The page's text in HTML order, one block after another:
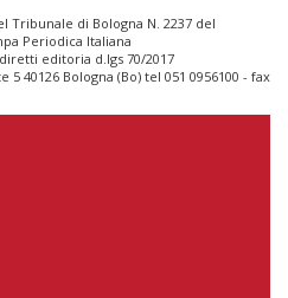
Tribunale di Bologna N. 2237 del
Periodica Italiana
editoria d.lgs 70/2017
40126 Bologna (Bo) tel 051 0956100 - fax